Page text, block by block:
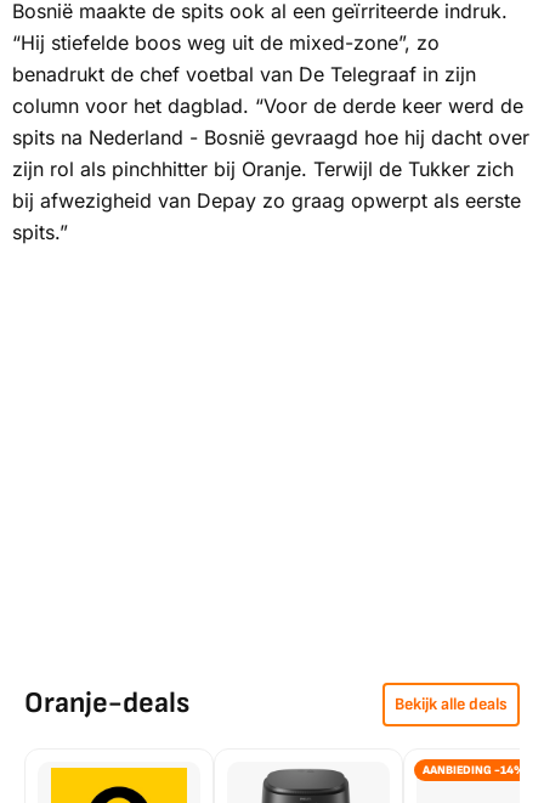
Bosnië maakte de spits ook al een geïrriteerde indruk.
“Hij stiefelde boos weg uit de mixed-zone”, zo
benadrukt de chef voetbal van De Telegraaf in zijn
column voor het dagblad. “Voor de derde keer werd de
spits na Nederland - Bosnië gevraagd hoe hij dacht over
zijn rol als pinchhitter bij Oranje. Terwijl de Tukker zich
bij afwezigheid van Depay zo graag opwerpt als eerste
spits.”
Oranje-deals Bekijk alle deals
AANBIEDING -14%